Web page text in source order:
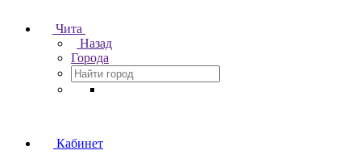
Чита
Назад
Города
Кабинет